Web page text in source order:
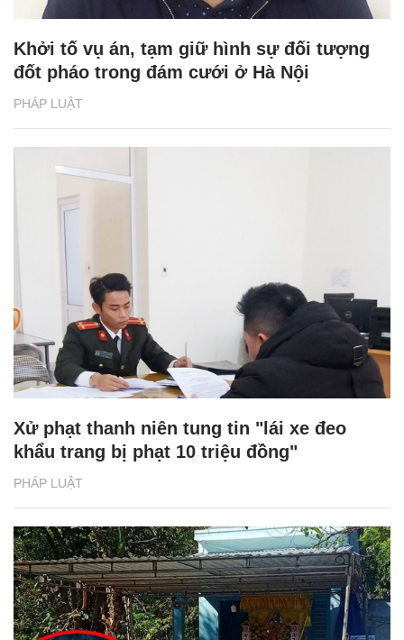
PHÁP LUẬT
Khởi tố vụ án, tạm giữ hình sự đối tượng
đốt pháo trong đám cưới ở Hà Nội
PHÁP LUẬT
Xử phạt thanh niên tung tin "lái xe đeo
khẩu trang bị phạt 10 triệu đồng"